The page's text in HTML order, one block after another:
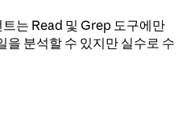
는 Read 및 Grep 도구에만
을 분석할 수 있지만 실수로 수